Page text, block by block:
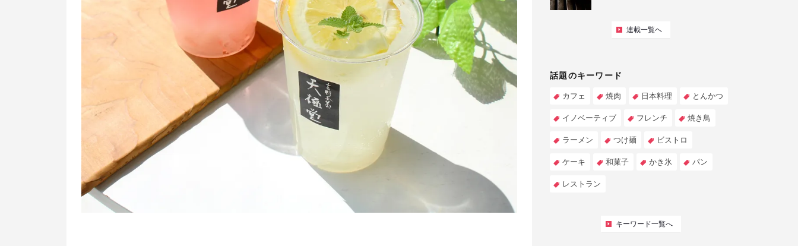
連載一覧へ
話題のキーワード
カフェ 焼肉 日本料理 とんかつ
イノベーティブ フレンチ 焼き鳥
ラーメン つけ麺 ビストロ
ケーキ 和菓子 かき氷 パン
レストラン
キーワード一覧へ